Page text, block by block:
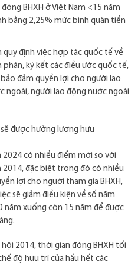
BHXH ở Việt Nam <15 năm
bằng 2,25% mức bình quân tiền
quy định việc hợp tác quốc tế về
ký kết các điều ước quốc tế,
đảm quyền lợi cho người lao
ngoài, người lao động nước ngoài
được hưởng lương hưu
2024 có nhiều điểm mới so với
2014, đặc biệt trong đó có nhiều
lợi cho người tham gia BHXH,
sẽ giảm điều kiện về số năm
năm xuống còn 15 năm để được
2014, thời gian đóng BHXH tối
độ hưu trí của hầu hết các